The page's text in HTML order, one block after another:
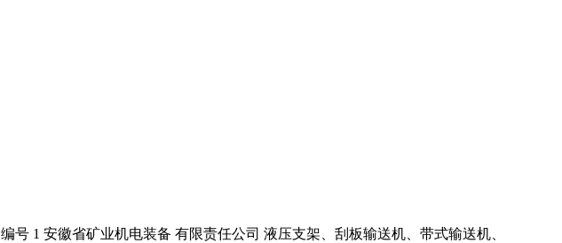
1 安徽省矿业机电装备 有限责任公司 液压支架、刮板输送机、带式输送机、